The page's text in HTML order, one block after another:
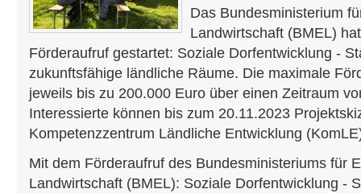
Das Bundesministerium
Landwirtschaft (BMEL)
Förderaufruf gestartet: Soziale Dorfentwicklung -
zukunftsfähige ländliche Räume. Die maximale
jeweils bis zu 200.000 Euro über einen Zeitraum
Interessierte können bis zum 20.11.2023
Kompetenzzentrum Ländliche Entwicklung
Mit dem Förderaufruf des Bundesministeriums für
Landwirtschaft (BMEL): Soziale Dorfentwicklung -